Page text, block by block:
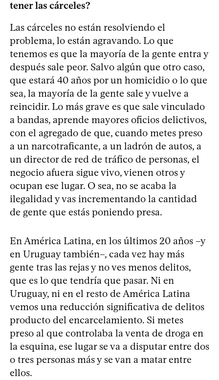
tener las cárceles?
Las cárceles no están resolviendo el
problema, lo están agravando. Lo que
tenemos es que la mayoría de la gente entra y
después sale peor. Salvo algún que otro caso,
que estará 40 años por un homicidio o lo que
sea, la mayoría de la gente sale y vuelve a
reincidir. Lo más grave es que sale vinculado
a bandas, aprende mayores oficios delictivos,
con el agregado de que, cuando metes preso
a un narcotraficante, a un ladrón de autos, a
un director de red de tráfico de personas, el
negocio afuera sigue vivo, vienen otros y
ocupan ese lugar. O sea, no se acaba la
ilegalidad y vas incrementando la cantidad
de gente que estás poniendo presa.
En América Latina, en los últimos 20 años –y
en Uruguay también–, cada vez hay más
gente tras las rejas y no ves menos delitos,
que es lo que tendría que pasar. Ni en
Uruguay, ni en el resto de América Latina
vemos una reducción significativa de delitos
producto del encarcelamiento. Si metes
preso al que controlaba la venta de droga en
la esquina, ese lugar se va a disputar entre dos
o tres personas más y se van a matar entre
ellos.